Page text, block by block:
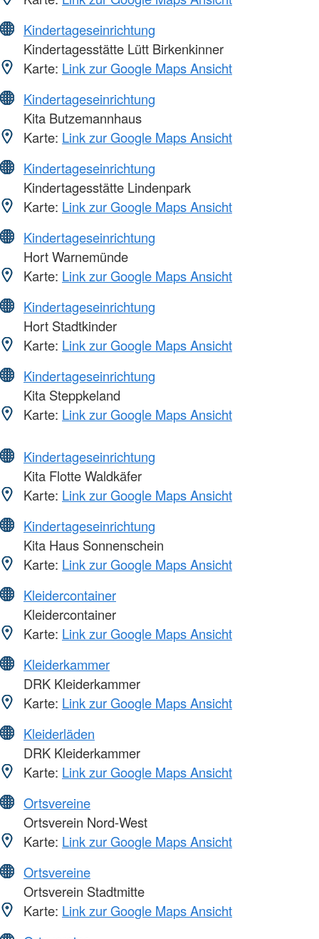
Kindertageseinrichtung
Kindertagesstätte Lütt Birkenkinner
Karte: Link zur Google Maps Ansicht
Kindertageseinrichtung
Kita Butzemannhaus
Karte: Link zur Google Maps Ansicht
Kindertageseinrichtung
Kindertagesstätte Lindenpark
Karte: Link zur Google Maps Ansicht
Kindertageseinrichtung
Hort Warnemünde
Karte: Link zur Google Maps Ansicht
Kindertageseinrichtung
Hort Stadtkinder
Karte: Link zur Google Maps Ansicht
Kindertageseinrichtung
Kita Steppkeland
Karte: Link zur Google Maps Ansicht
Kindertageseinrichtung
Kita Flotte Waldkäfer
Karte: Link zur Google Maps Ansicht
Kindertageseinrichtung
Kita Haus Sonnenschein
Karte: Link zur Google Maps Ansicht
Kleidercontainer
Kleidercontainer
Karte: Link zur Google Maps Ansicht
Kleiderkammer
DRK Kleiderkammer
Karte: Link zur Google Maps Ansicht
Kleiderläden
DRK Kleiderkammer
Karte: Link zur Google Maps Ansicht
Ortsvereine
Ortsverein Nord-West
Karte: Link zur Google Maps Ansicht
Ortsvereine
Ortsverein Stadtmitte
Karte: Link zur Google Maps Ansicht